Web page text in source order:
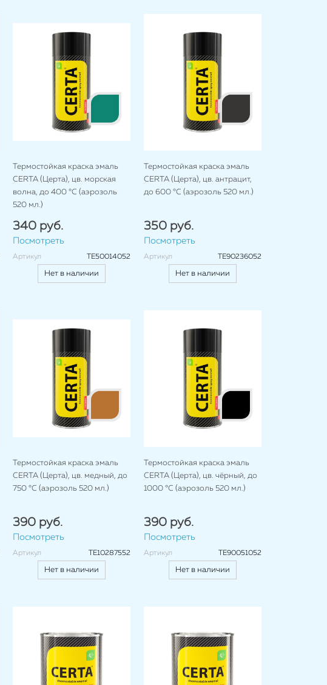
Термостойкая краска эмаль
CERTA (Церта), цв. морская
волна, до 400 °C (аэрозоль
520 мл.)
340 руб.
Посмотреть
Артикул TE50014052
Нет в наличии
Термостойкая краска эмаль
CERTA (Церта), цв. антрацит,
до 600 °C (аэрозоль 520 мл.)
350 руб.
Посмотреть
Артикул TE90236052
Нет в наличии
Термостойкая краска эмаль
CERTA (Церта), цв. медный, до
750 °C (аэрозоль 520 мл.)
390 руб.
Посмотреть
Артикул TE10287552
Нет в наличии
Термостойкая краска эмаль
CERTA (Церта), цв. чёрный, до
1000 °C (аэрозоль 520 мл.)
390 руб.
Посмотреть
Артикул TE90051052
Нет в наличии